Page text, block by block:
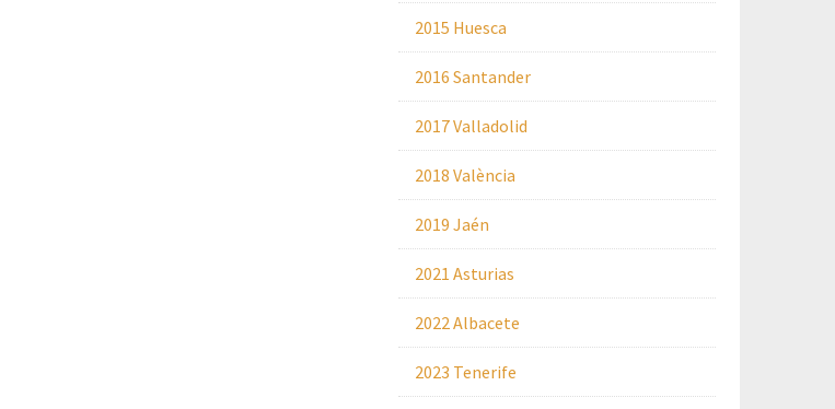
2015 Huesca
2016 Santander
2017 Valladolid
2018 València
2019 Jaén
2021 Asturias
2022 Albacete
2023 Tenerife